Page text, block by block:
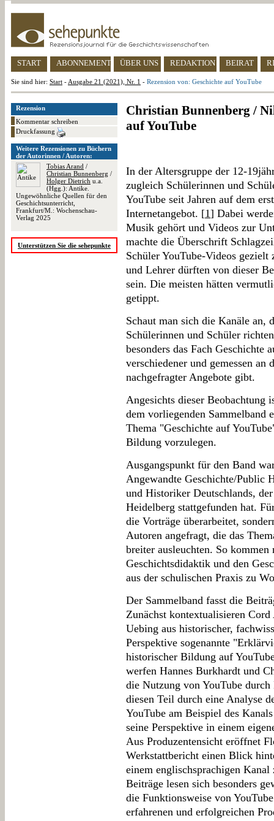
START ABONNEMENT ÜBER UNS REDAKTION BEIRAT
Sie sind hier: Start - Ausgabe 21 (2021), Nr. 1 - Rezension von: Geschichte auf YouTube
Rezension
Kommentar schreiben
Druckfassung
Weitere Rezensionen zu Büchern
der Autorinnen / Autoren:
Tobias Arand /
Christian Bunnenberg /
Holger Dietrich u.a.
(Hgg.): Antike.
Ungewöhnliche Quellen für den
Geschichtsunterricht,
Frankfurt/M.: Wochenschau-
Verlag 2025
Unterstützen Sie die sehepunkte
Christian Bunnenberg /
auf YouTube
In der Altersgruppe der 12-
zugleich Schülerinnen und
YouTube seit Jahren auf dem
Internetangebot. [1] Dabei
Musik gehört und Videos zur
machte die Überschrift
Schüler YouTube-Videos
und Lehrer dürften von dieser
sein. Die meisten hätten
getippt.
Schaut man sich die Kanäle an,
Schülerinnen und Schüler
besonders das Fach Geschichte
verschiedener und gemessen an
nachgefragter Angebote gibt.
Angesichts dieser Beobachtung
dem vorliegenden Sammelband
Thema "Geschichte auf
Bildung vorzulegen.
Ausgangspunkt für den Band
Angewandte Geschichte/Public
und Historiker Deutschlands,
Heidelberg stattgefunden hat.
die Vorträge überarbeitet,
Autoren angefragt, die das
breiter ausleuchten. So kommen
Geschichtsdidaktik und den
aus der schulischen Praxis zu
Der Sammelband fasst die
Zunächst kontextualisieren
Uebing aus historischer,
Perspektive sogenannte
historischer Bildung auf
werfen Hannes Burkhardt und
die Nutzung von YouTube
diesen Teil durch eine Analyse
YouTube am Beispiel des
seine Perspektive in einem
Aus Produzentensicht eröffnet
Werkstattbericht einen Blick
einem englischsprachigen
Beiträge lesen sich besonders
die Funktionsweise von
erfahrenen und erfolgreichen